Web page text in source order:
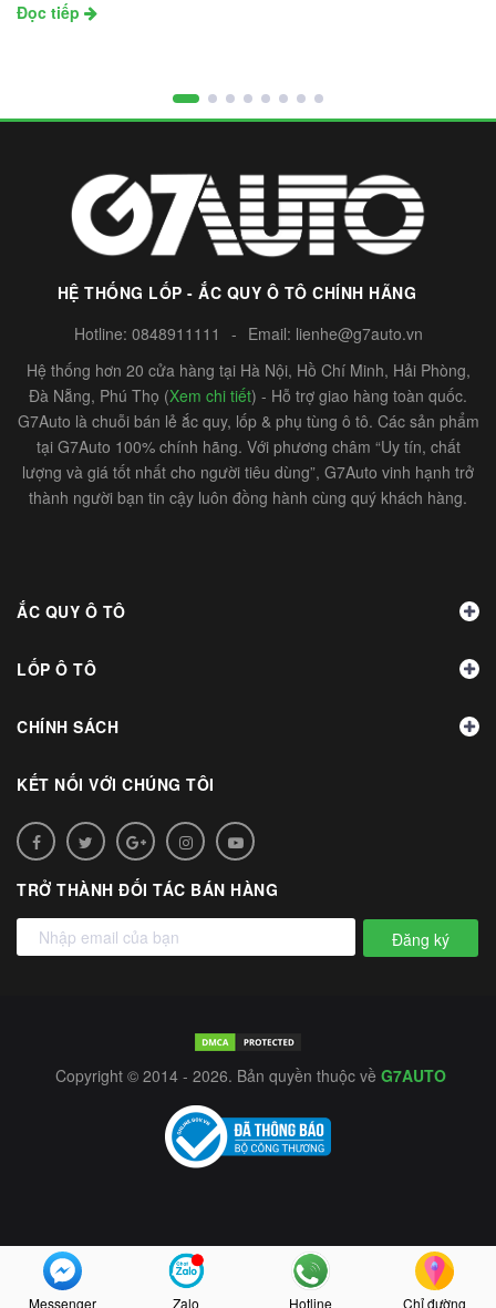
Đọc tiếp
HỆ THỐNG LỐP - ẮC QUY Ô TÔ CHÍNH HÃNG
Hotline: 0848911111 - Email: lienhe@g7auto.vn
Hệ thống hơn 20 cửa hàng tại Hà Nội, Hồ Chí Minh, Hải Phòng,
Đà Nẵng, Phú Thọ (Xem chi tiết) - Hỗ trợ giao hàng toàn quốc.
G7Auto là chuỗi bán lẻ ắc quy, lốp & phụ tùng ô tô. Các sản phẩm
tại G7Auto 100% chính hãng. Với phương châm “Uy tín, chất
lượng và giá tốt nhất cho người tiêu dùng”, G7Auto vinh hạnh trở
thành người bạn tin cậy luôn đồng hành cùng quý khách hàng.
ẮC QUY Ô TÔ
LỐP Ô TÔ
CHÍNH SÁCH
KẾT NỐI VỚI CHÚNG TÔI
TRỞ THÀNH ĐỐI TÁC BÁN HÀNG
Đăng ký
Copyright © 2014 - 2026. Bản quyền thuộc về G7AUTO
Messenger Zalo Hotline Chỉ đường